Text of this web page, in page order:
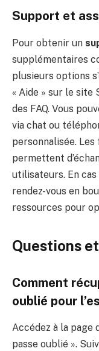
Support et
Pour obtenir un
supplémentaires
plusieurs options
« Aide » sur le site
des FAQ. Vous
via chat ou
personnalisée.
permettent
utilisateurs. En
rendez-vous en
ressources pour
Questions
Comment
oublié pour
Accédez à la page
passe oublié ».